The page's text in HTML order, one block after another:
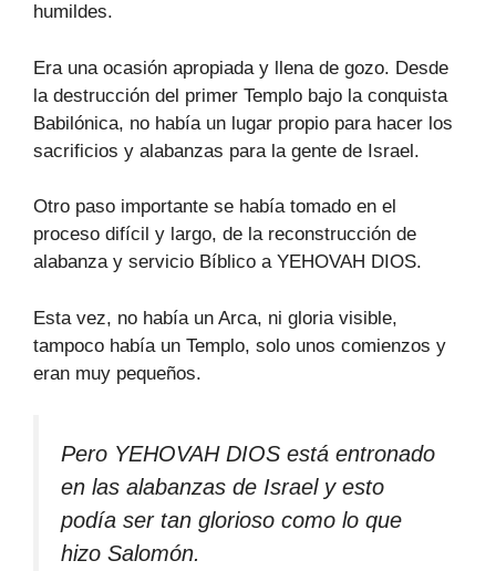
humildes.
Era una ocasión apropiada y llena de gozo. Desde
la destrucción del primer Templo bajo la conquista
Babilónica, no había un lugar propio para hacer los
sacrificios y alabanzas para la gente de Israel.
Otro paso importante se había tomado en el
proceso difícil y largo, de la reconstrucción de
alabanza y servicio Bíblico a YEHOVAH DIOS.
Esta vez, no había un Arca, ni gloria visible,
tampoco había un Templo, solo unos comienzos y
eran muy pequeños.
Pero YEHOVAH DIOS está entronado
en las alabanzas de Israel y esto
podía ser tan glorioso como lo que
hizo Salomón.